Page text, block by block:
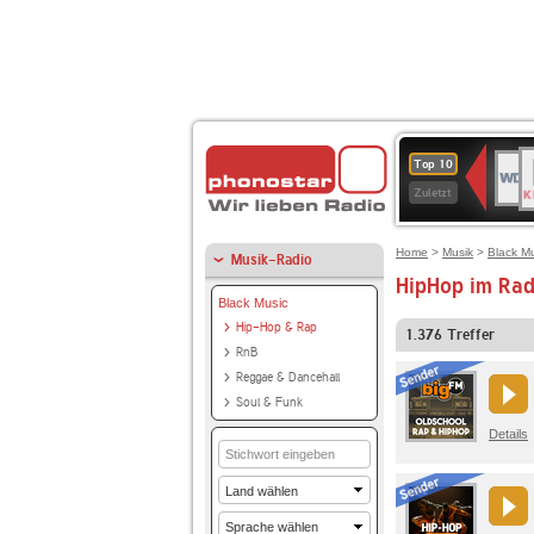
Top 10
Zuletzt
4
Musik-Radio
Black Music
Hip-Hop & Rap
RnB
Reggae & Dancehall
Soul & Funk
Home > Musik > Black
HipHop im
1.376 Treffer
Details